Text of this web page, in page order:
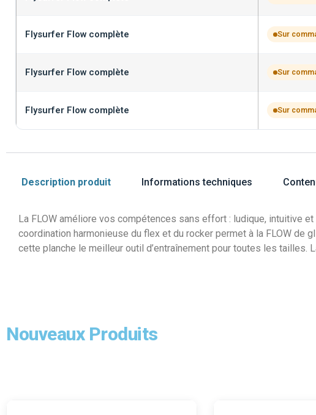
Flysurfer Flow complète Sur
Flysurfer Flow complète Sur
Flysurfer Flow complète Sur
Description produit Informations techniques
La FLOW améliore vos compétences sans effort : ludique, intuitive
coordination harmonieuse du flex et du rocker permet à la FLOW
cette planche le meilleur outil d’entraînement pour toutes les tailles.
Nouveaux Produits